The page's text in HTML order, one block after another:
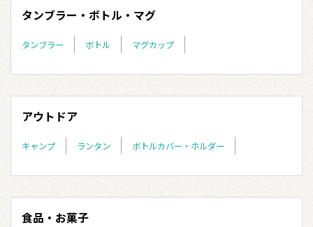
タンブラー・ボトル・マグ
タンブラー ボトル マグカップ
アウトドア
キャンプ ランタン ボトルカバー・ホルダー
食品・お菓子